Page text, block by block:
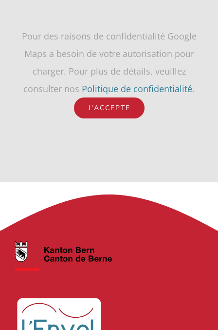
Pour des raisons de confidentialité Google
Maps a besoin de votre autorisation pour
charger. Pour plus de détails, veuillez
consulter nos Politique de confidentialité.
J'ACCEPTE